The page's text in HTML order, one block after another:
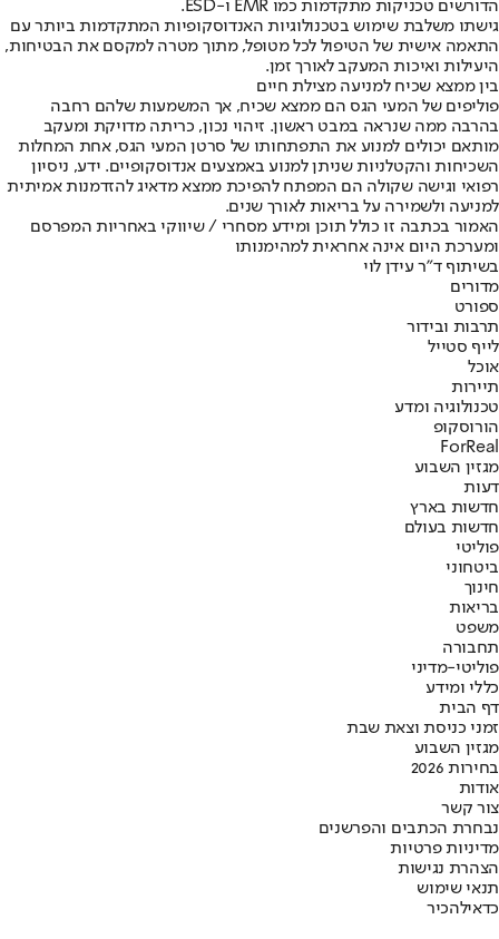
הדורשים טכניקות מתקדמות כמו EMR ו-ESD.
גישתו משלבת שימוש בטכנולוגיות האנדוסקופיות המתקדמות ביותר עם
התאמה אישית של הטיפול לכל מטופל, מתוך מטרה למקסם את הבטיחות,
היעילות ואיכות המעקב לאורך זמן.
בין ממצא שכיח למניעה מצילת חיים
פוליפים של המעי הגס הם ממצא שכיח, אך המשמעות שלהם רחבה
בהרבה ממה שנראה במבט ראשון. זיהוי נכון, כריתה מדויקת ומעקב
מותאם יכולים למנוע את התפתחותו של סרטן המעי הגס, אחת המחלות
השכיחות והקטלניות שניתן למנוע באמצעים אנדוסקופיים. ידע, ניסיון
רפואי וגישה שקולה הם המפתח להפיכת ממצא מדאיג להזדמנות אמיתית
למניעה ולשמירה על בריאות לאורך שנים.
האמור בכתבה זו כולל תוכן ומידע מסחרי / שיווקי באחריות המפרסם
ומערכת היום אינה אחראית למהימנותו
בשיתוף ד"ר עידן לוי
מדורים
ספורט
תרבות ובידור
לייף סטייל
אוכל
תיירות
טכנולוגיה ומדע
הורוסקופ
ForReal
מגזין השבוע
דעות
חדשות בארץ
חדשות בעולם
פוליטי
ביטחוני
חינוך
בריאות
משפט
תחבורה
פוליטי-מדיני
כללי ומידע
דף הבית
זמני כניסת וצאת שבת
מגזין השבוע
בחירות 2026
אודות
צור קשר
נבחרת הכתבים והפרשנים
מדיניות פרטיות
הצהרת נגישות
תנאי שימוש
כדאילהכיר